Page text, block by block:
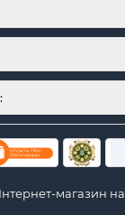
Інтернет-магазин на